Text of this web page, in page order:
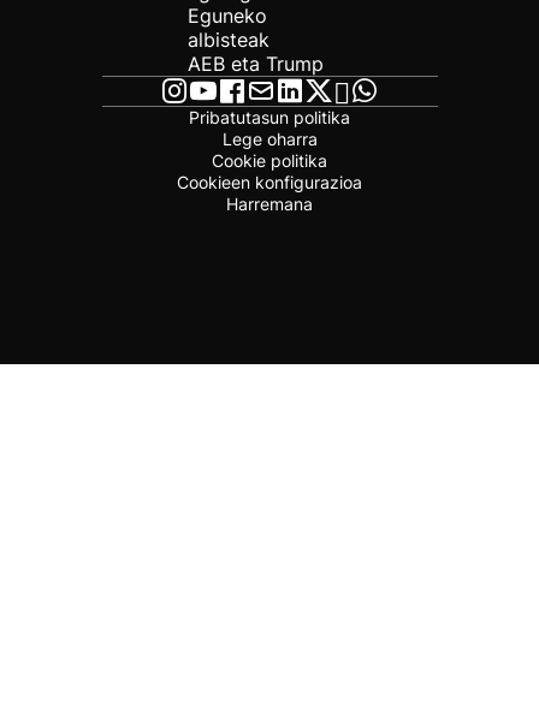
Eguneko
albisteak
AEB eta Trump
Pribatutasun politika
Lege oharra
Cookie politika
Cookieen konfigurazioa
Harremana